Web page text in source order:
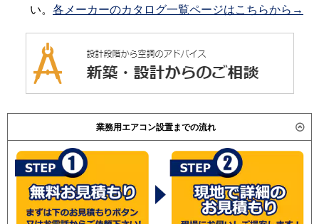
い。 各メーカーのカタログ一覧ページはこちらから→
業務用エアコン設置までの流れ